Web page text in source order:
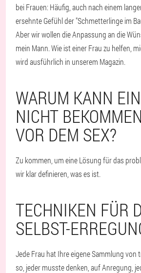
bei Frauen: Häufig, auch nach einem
ersehnte Gefühl der "Schmetterlinge im
Aber wir wollen die Anpassung an die
mein Mann. Wie ist einer Frau zu helfen,
wird ausführlich in unserem Magazin.
WARUM KANN
NICHT
VOR DEM SEX?
Zu kommen, um eine Lösung für das
wir klar definieren, was es ist.
TECHNIKEN FÜR
SELBST-
Jede Frau hat Ihre eigene Sammlung von
so, jeder musste denken, auf Anregung,